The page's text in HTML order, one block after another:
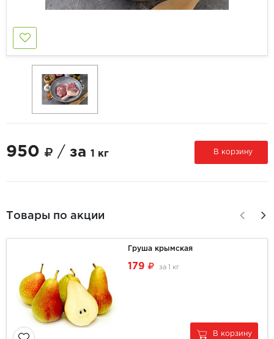
950 / за 1 кг В корзину
Товары по акции
Груша крымская
179 за 1 кг
В корзину